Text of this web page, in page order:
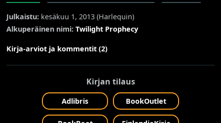
Julkaistu: kesäkuu 1, 2013 (Harlequin)
Alkuperäinen nimi: Twilight Prophecy
Kirja-arviot ja kommentit (2)
Kirjan tilaus
Adlibris BookOutlet